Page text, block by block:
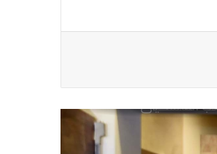
الفلسطينية
والإذاعة
الدرامى والإعلام